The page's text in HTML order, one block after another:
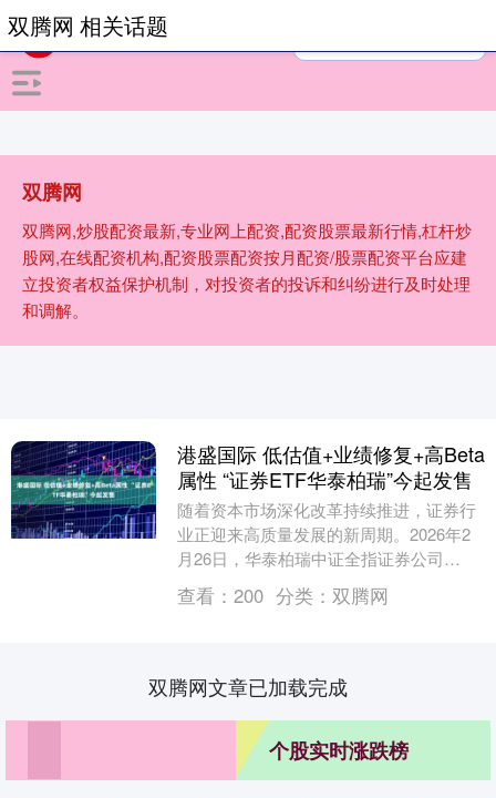
双腾网
双腾网,炒股配资最新,专业网上配资,配资股票最新行情,杠杆炒
股网,在线配资机构,配资股票配资按月配资/股票配资平台应建
立投资者权益保护机制，对投资者的投诉和纠纷进行及时处理
和调解。
双腾网 相关话题
港盛国际 低估值+业绩修复+高Beta
属性 “证券ETF华泰柏瑞”今起发售
随着资本市场深化改革持续推进，证券行
业正迎来高质量发展的新周期。2026年2
月26日，华泰柏瑞中证全指证券公司
ETF（扩位简称：证券ETF华泰柏瑞）启
动发售，认....
查看： 200 分类： 双腾网
双腾网文章已加载完成
个股实时涨跌榜